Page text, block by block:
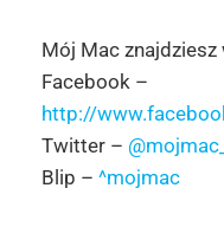
Mój Mac znajdziesz
Facebook –
http://
Twitter –
Blip – ^mojmac